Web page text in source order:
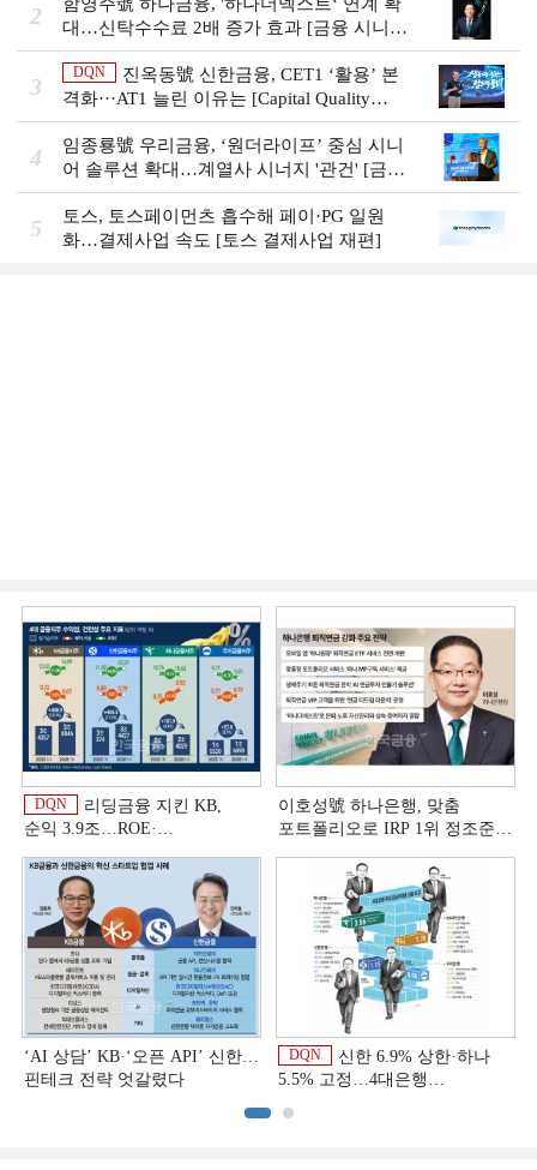
2
대…신탁수수료 2배 증가 효과 [금융 시니어
비즈니스 돋보기]
3
DQN
진옥동號 신한금융, CET1 ‘활용’ 본
격화···AT1 늘린 이유는 [Capital Quality
Review]
4
임종룡號 우리금융, ‘원더라이프’ 중심 시니
어 솔루션 확대…계열사 시너지 '관건' [금융
시니어 비즈니스 돋보기]
5
토스, 토스페이먼츠 흡수해 페이·PG 일원
화…결제사업 속도 [토스 결제사업 재편]
DQN
리딩금융 지킨 KB,
순익 3.9조…ROE·
상반기 금융 리그테이블]
이호성號 하나은행, 맞춤
포트폴리오로 IRP 1위 정조준
‘AI 상담’ KB·‘오픈 API’ 신한…
핀테크 전략 엇갈렸다
DQN
신한 6.9% 상한·하나
5.5% 고정…4대은행